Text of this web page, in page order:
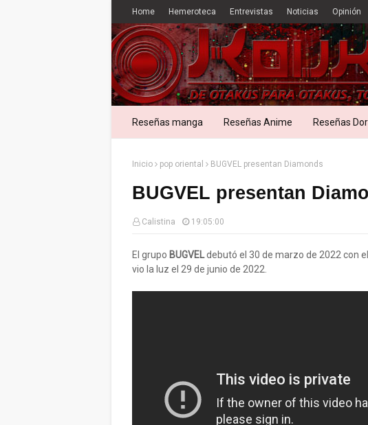
Home Hemeroteca Entrevistas Noticias Opinión
Reseñas manga Reseñas Anime Reseñas
Inicio pop oriental BUGVEL presentan Diamonds
BUGVEL presentan
Calistina 19:05:00
El grupo BUGVELdebutó el 30 de marzo de 2022 con
vio la luz el 29 de junio de 2022.